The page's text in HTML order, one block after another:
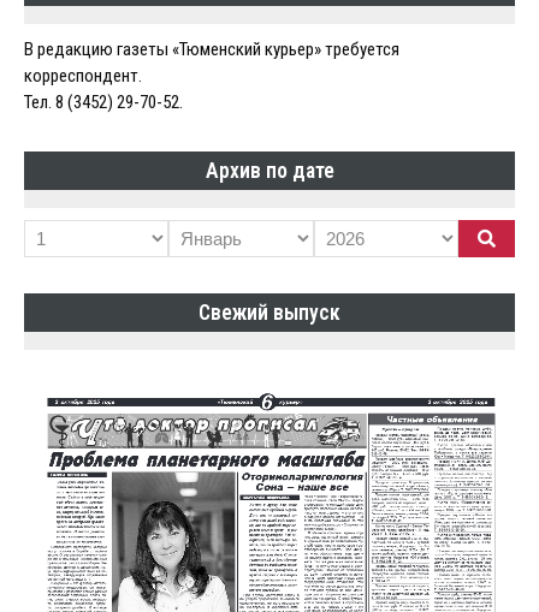
В редакцию газеты «Тюменский курьер» требуется
корреспондент.
Тел. 8 (3452) 29-70-52.
Архив по дате
Свежий выпуск